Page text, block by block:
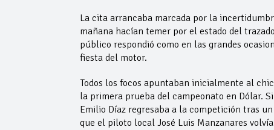
La cita arrancaba marcada por la
mañana hacían temer por el estado del
público respondió como en las grandes
fiesta del motor.
Todos los focos apuntaban inicialmente al
la primera prueba del campeonato en Dólar.
Emilio Díaz regresaba a la competición tras
que el piloto local José Luis Manzanares